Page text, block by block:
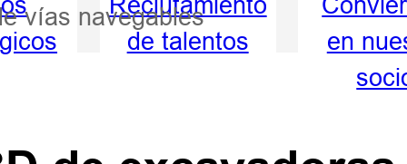
de talentos
en
vías navegables